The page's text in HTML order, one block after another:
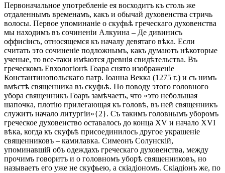
Первоначальное употребленіе ея восходитъ къ столь же
отдаленнымъ временамъ, какъ и обычай духовенства стричь
волосы. Первое упоминаніе о скуфьѣ греческаго духовенства
мы находимъ въ сочиненіи Алкуина – Де дивинисъ
оффисіисъ, относящемся къ началу девятаго вѣка. Если
считать это сочиненіе подложнымъ, какъ думаютъ нѣкоторые
ученые, то все-таки имѣются древнія свидѣтельства. Въ
греческомъ Евхологіонѣ Гоара снято изображеніе
Константинопольскаго патр. Іоанна Векка (1275 г.) и съ нимъ
вмѣстѣ священника въ скуфьѣ. По поводу этого головного
убора священникъ Гоаръ замѣчаетъ, что «это небольшая
шапочка, плотію прилегающая къ головѣ, въ ней священникъ
служитъ начало литургіи»{2}. Съ такимъ головнымъ уборомъ
греческое духовенство оставалось до конца ХV и начало XVI
вѣка, когда къ скуфьѣ присоединилось другое украшеніе
священниковъ – камилавка. Симеонъ Солунскій,
упоминавшій объ одеждахъ греческаго духовенства, между
прочимъ говоритъ и о головномъ уборѣ священниковъ, но
называетъ его уже не скуфьею, а скіадіономъ. Скіадіонъ же, по